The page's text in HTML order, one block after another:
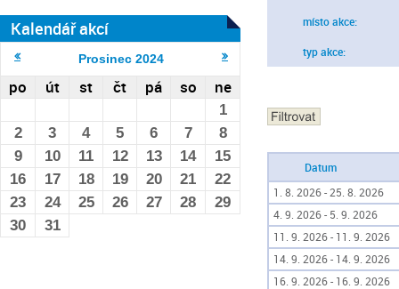
místo akce:
typ akce:
Datum
1. 8. 2026 - 25. 8. 2026
4. 9. 2026 - 5. 9. 2026
11. 9. 2026 - 11. 9. 2026
14. 9. 2026 - 14. 9. 2026
16. 9. 2026 - 16. 9. 2026
Kalendář akcí
Prosinec 2024
po út st čt pá so ne
1
2
3 4 5 6 7
8
9
10 11 12 13 14
15
16
17 18 19 20 21
22
23
24 25 26 27 28
29
30
31